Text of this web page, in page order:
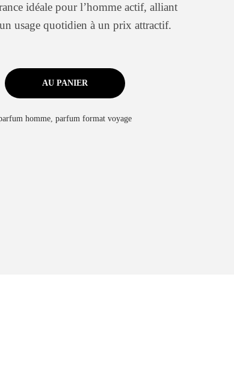
idéale pour l’homme actif, alliant
usage quotidien à un prix attractif.
AU PANIER
homme, parfum format voyage